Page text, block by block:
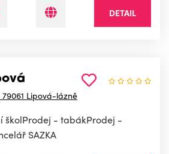
DETAIL
Lipová-lázně
školProdej - tabákProdej -
SAZKA